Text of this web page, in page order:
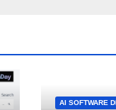
AI SOFTWARE